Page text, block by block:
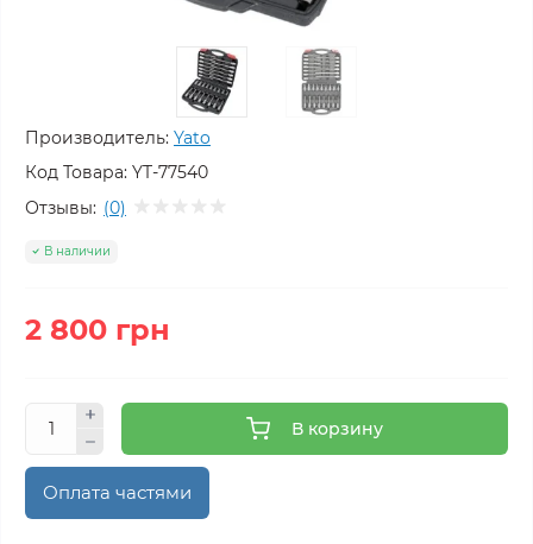
Производитель: Yato
Код Товара: YT-77540
Отзывы: (0)
В наличии
2 800 грн
В корзину
Оплата частями